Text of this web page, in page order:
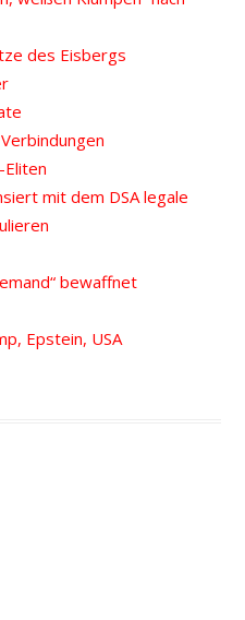
des Eisbergs
mit dem DSA legale
bewaffnet
Epstein, USA